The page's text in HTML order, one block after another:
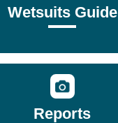
Wetsuits Guide
Reports